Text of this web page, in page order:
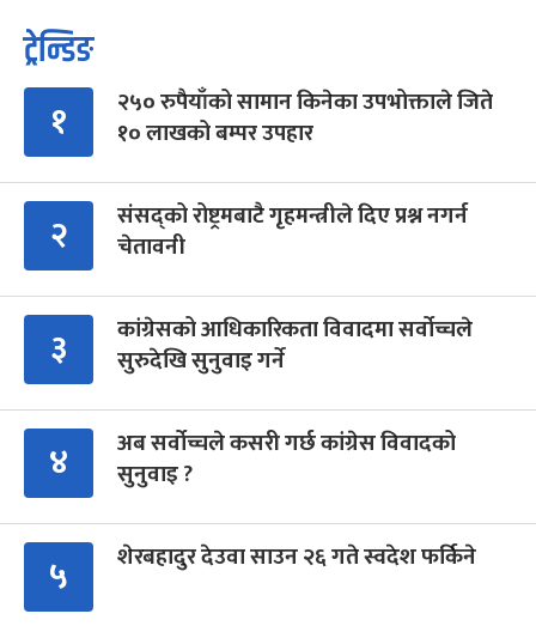
ट्रेन्डिङ
१
२५० रुपैयाँको सामान किनेका उपभोक्ताले जिते
१० लाखको बम्पर उपहार
२
संसद्को रोष्ट्रमबाटै गृहमन्त्रीले दिए प्रश्न नगर्न
चेतावनी
३
कांग्रेसको आधिकारिकता विवादमा सर्वोच्चले
सुरुदेखि सुनुवाइ गर्ने
४
अब सर्वोच्चले कसरी गर्छ कांग्रेस विवादको
सुनुवाइ ?
५ शेरबहादुर देउवा साउन २६ गते स्वदेश फर्किने